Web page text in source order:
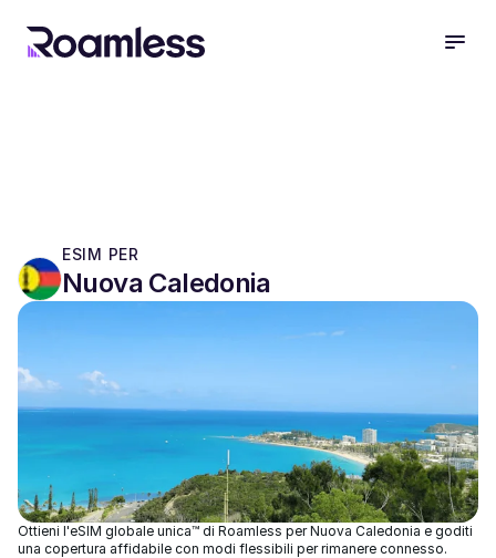
ESIM PER
Nuova Caledonia
Ottieni l'eSIM globale unica™ di Roamless per Nuova Caledonia e goditi
una copertura affidabile con modi flessibili per rimanere connesso.